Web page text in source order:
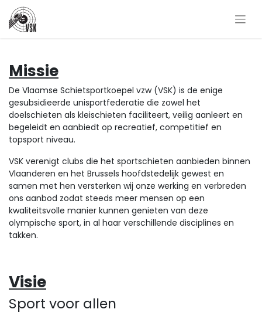
Missie
De Vlaamse Schietsportkoepel vzw (VSK) is de enige
gesubsidieerde unisportfederatie die zowel het
doelschieten als kleischieten faciliteert, veilig aanleert en
begeleidt en aanbiedt op recreatief, competitief en
topsport niveau.
VSK verenigt clubs die het sportschieten aanbieden binnen
Vlaanderen en het Brussels hoofdstedelijk gewest en
samen met hen versterken wij onze werking en verbreden
ons aanbod zodat steeds meer mensen op een
kwaliteitsvolle manier kunnen genieten van deze
olympische sport, in al haar verschillende disciplines en
takken.
Visie
Sport voor allen